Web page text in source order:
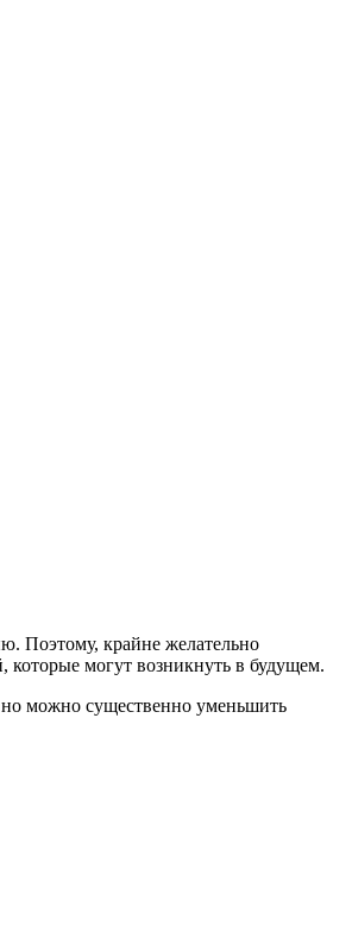
Поэтому, крайне желательно
которые могут возникнуть в будущем.
но можно существенно уменьшить